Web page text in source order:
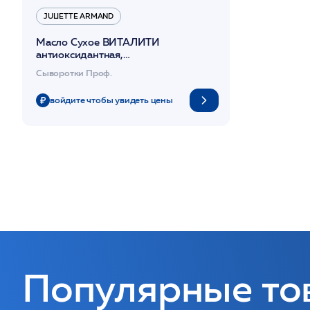
JULIETTE ARMAND
Масло Сухое ВИТАЛИТИ
антиоксидантная,
противовозрастная 55мл /JA
Сыворотки Проф.
войдите чтобы увидеть цены
Популярные